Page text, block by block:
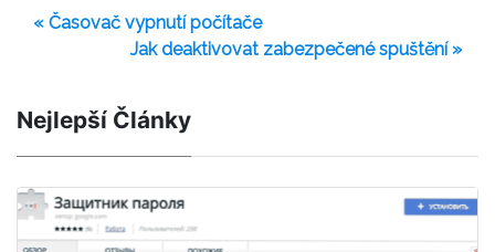
« Časovač vypnutí počítače
Jak deaktivovat zabezpečené spuštění »
Nejlepší Články